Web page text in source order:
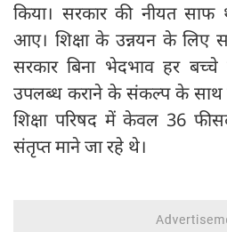
किया। सरकार की नीयत साफ
आए। शिक्षा के उन्नयन के लिए
सरकार बिना भेदभाव हर
उपलब्ध कराने के संकल्प के साथ
शिक्षा परिषद में केवल 36
संतृप्त माने जा रहे थे।